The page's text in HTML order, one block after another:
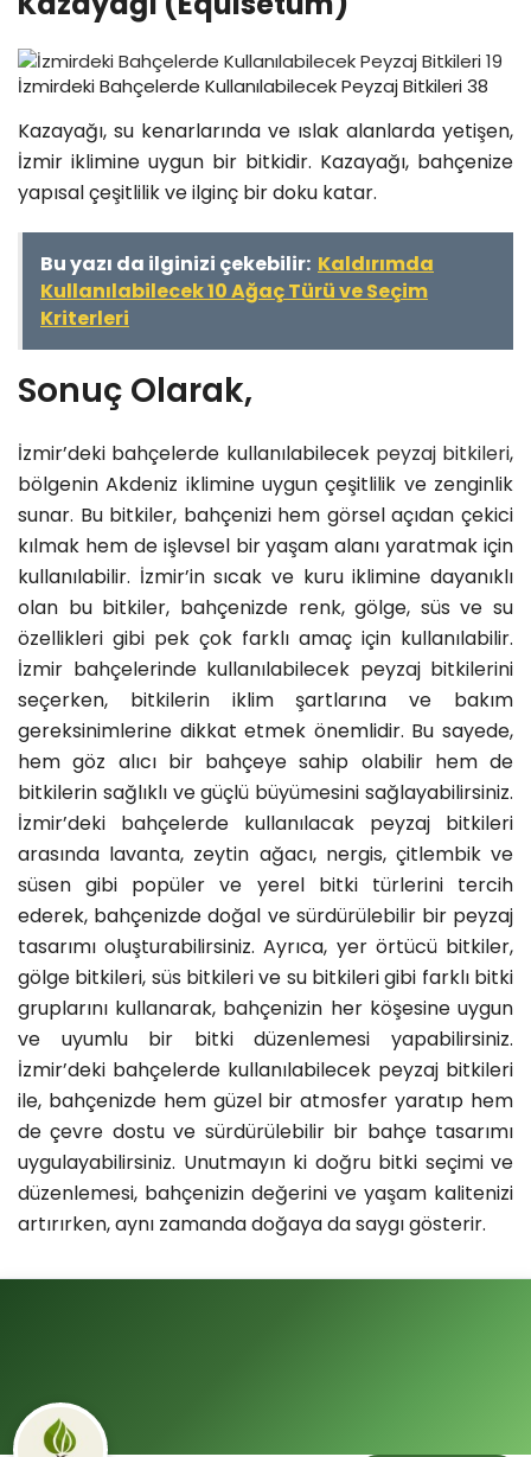
İzmirdeki Bahçelerde Kullanılabilecek Peyzaj Bitkileri 38
Kazayağı, su kenarlarında ve ıslak alanlarda yetişen,
İzmir iklimine uygun bir bitkidir. Kazayağı, bahçenize
yapısal çeşitlilik ve ilginç bir doku katar.
Bu yazı da ilginizi çekebilir: Kaldırımda
Kullanılabilecek 10 Ağaç Türü ve Seçim
Kriterleri
Sonuç Olarak,
İzmir’deki bahçelerde kullanılabilecek peyzaj bitkileri,
bölgenin Akdeniz iklimine uygun çeşitlilik ve zenginlik
sunar. Bu bitkiler, bahçenizi hem görsel açıdan çekici
kılmak hem de işlevsel bir yaşam alanı yaratmak için
kullanılabilir. İzmir’in sıcak ve kuru iklimine dayanıklı
olan bu bitkiler, bahçenizde renk, gölge, süs ve su
özellikleri gibi pek çok farklı amaç için kullanılabilir.
İzmir bahçelerinde kullanılabilecek peyzaj bitkilerini
seçerken, bitkilerin iklim şartlarına ve bakım
gereksinimlerine dikkat etmek önemlidir. Bu sayede,
hem göz alıcı bir bahçeye sahip olabilir hem de
bitkilerin sağlıklı ve güçlü büyümesini sağlayabilirsiniz.
İzmir’deki bahçelerde kullanılacak peyzaj bitkileri
arasında lavanta, zeytin ağacı, nergis, çitlembik ve
süsen gibi popüler ve yerel bitki türlerini tercih
ederek, bahçenizde doğal ve sürdürülebilir bir peyzaj
tasarımı oluşturabilirsiniz. Ayrıca, yer örtücü bitkiler,
gölge bitkileri, süs bitkileri ve su bitkileri gibi farklı bitki
gruplarını kullanarak, bahçenizin her köşesine uygun
ve uyumlu bir bitki düzenlemesi yapabilirsiniz.
İzmir’deki bahçelerde kullanılabilecek peyzaj bitkileri
ile, bahçenizde hem güzel bir atmosfer yaratıp hem
de çevre dostu ve sürdürülebilir bir bahçe tasarımı
uygulayabilirsiniz. Unutmayın ki doğru bitki seçimi ve
düzenlemesi, bahçenizin değerini ve yaşam kalitenizi
artırırken, aynı zamanda doğaya da saygı gösterir.